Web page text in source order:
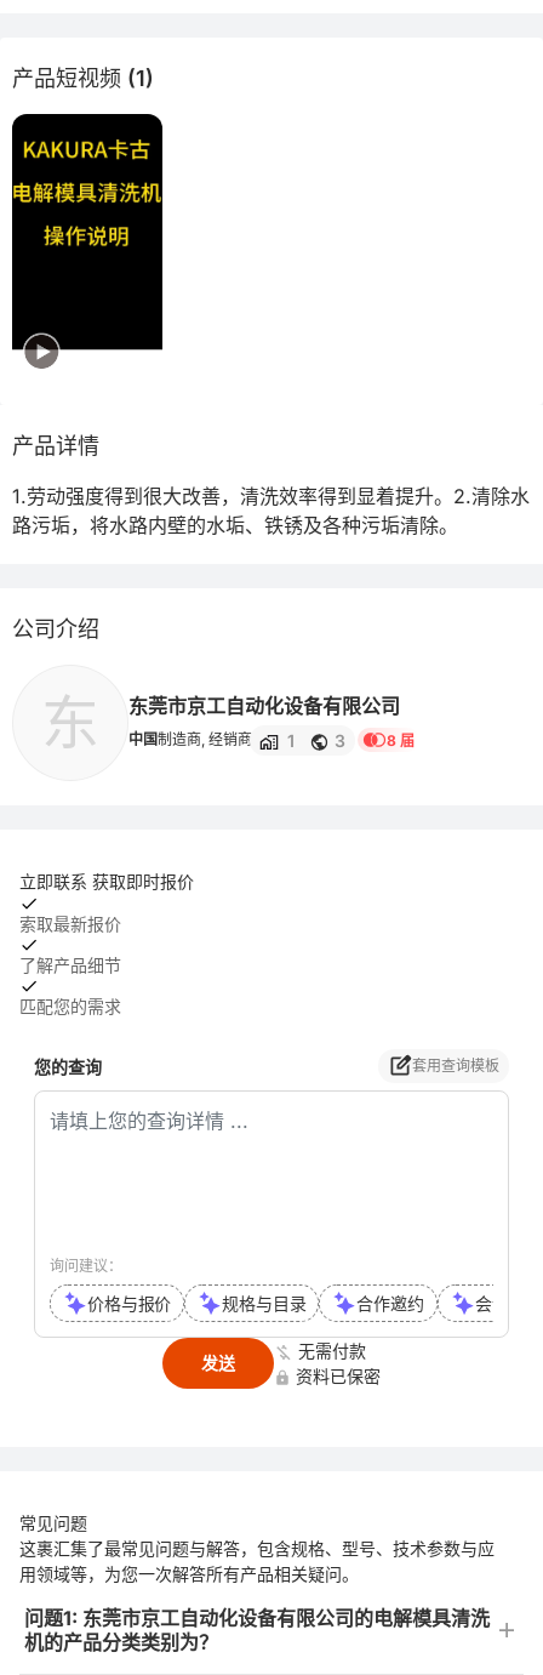
产品详情
1.劳动强度得到很大改善，清洗效率得到显着提升。2.清除水
路污垢，将水路内壁的水垢、铁锈及各种污垢清除。
产品短视频 (1)
公司介绍
东 东莞市京工自动化设备有限公司
中国制造商, 经销商 1 3 8 届
立即联系 获取即时报价
索取最新报价
了解产品细节
匹配您的需求
您的查询 套用查询模板
询问建议：
价格与报价 规格与目录 合作邀约 会议或
发送
无需付款
资料已保密
常见问题
这裹汇集了最常见问题与解答，包含规格、型号、技术参数与应
用领域等，为您一次解答所有产品相关疑问。
问题1: 东莞市京工自动化设备有限公司的电解模具清洗
机的产品分类类别为？